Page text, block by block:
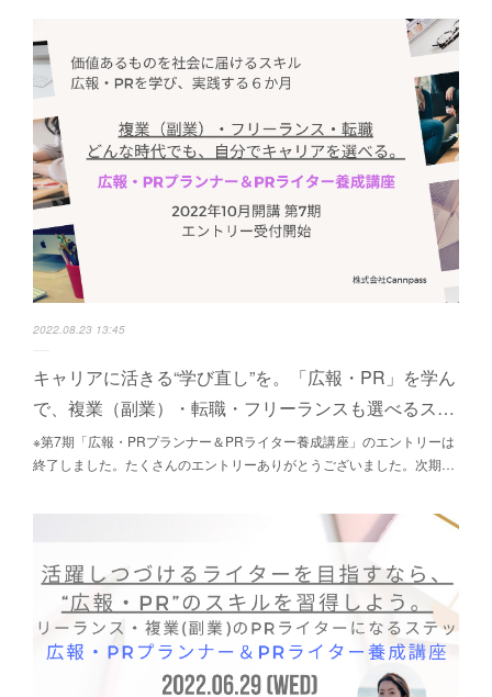
2022.08.23 13:45
キャリアに活きる“学び直し”を。「広報・PR」を学ん
で、複業（副業）・転職・フリーランスも選べるス…
※第7期「広報・PRプランナー＆PRライター養成講座」のエントリーは
終了しました。たくさんのエントリーありがとうございました。次期…